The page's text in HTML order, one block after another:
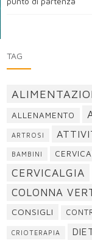
TAG
ALLENAMENTO
ARTROSI
BAMBINI
CERVICALGIA
COLONNA
CONSIGLI
CRIOTERAPIA